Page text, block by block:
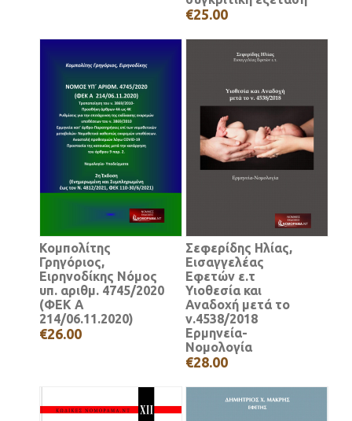
€25.00
Κομπολίτης
Γρηγόριος,
Ειρηνοδίκης Νόμος
υπ. αριθμ. 4745/2020
(ΦΕΚ A
214/06.11.2020)
€26.00
Σεφερίδης Ηλίας,
Εισαγγελέας
Εφετών ε.τ
Υιοθεσία και
Αναδοχή μετά το
ν.4538/2018
Ερμηνεία-
Νομολογία
€28.00